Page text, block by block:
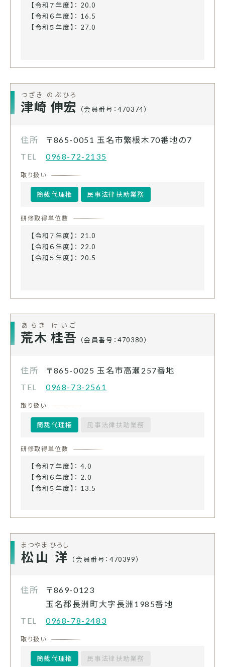
【令和７年度】： 20.0
【令和６年度】： 16.5
【令和５年度】： 27.0
津崎 伸宏
つざき のぶひろ
（会員番号：470374）
住所 〒865-0051 玉名市繁根木70番地の7
TEL
0968-72-2135
取り扱い
簡裁代理権 民事法律扶助業務
研修取得単位数
【令和７年度】： 21.0
【令和６年度】： 22.0
【令和５年度】： 20.5
荒木 桂吾
あらき けいご
（会員番号：470380）
住所 〒865-0025 玉名市高瀬257番地
TEL
0968-73-2561
取り扱い
簡裁代理権 民事法律扶助業務
研修取得単位数
【令和７年度】： 4.0
【令和６年度】： 2.0
【令和５年度】： 13.5
松山 洋
まつやま ひろし
（会員番号：470399）
住所
〒869-0123
玉名郡長洲町大字長洲1985番地
TEL
0968-78-2483
取り扱い
簡裁代理権 民事法律扶助業務